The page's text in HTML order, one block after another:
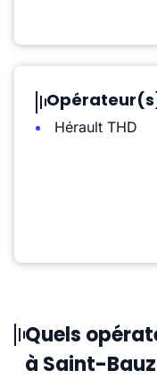
Hérault THD
Quels
à Saint-